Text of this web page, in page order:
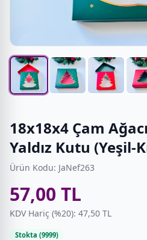
18x18x4 Çam
Yaldız Kutu (Yeşil-
Ürün Kodu: JaNef263
57,00 TL
KDV Hariç (%20): 47,50 TL
Stokta (9999)